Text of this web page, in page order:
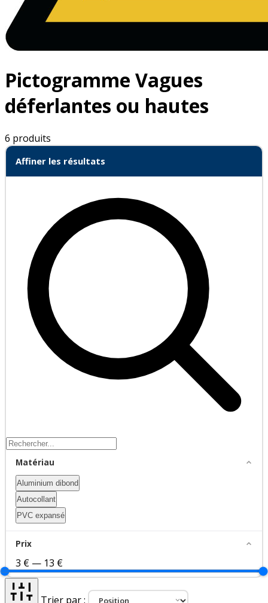
Pictogramme Vagues
déferlantes ou hautes
6 produits
Affiner les résultats
Matériau
Aluminium dibond
Autocollant
PVC expansé
Prix
3 € — 13 €
Trier par :